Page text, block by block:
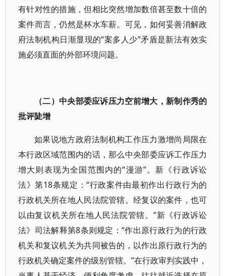
有针对性的措施，但相比突然增加数倍甚至数十倍的
案件而言，仍然是杯水车薪。可见，如何妥善消解政
府法制机构日渐显现的“案多人少”矛盾是新法有效实
施必须直面的外部环境问题。
（二）中央部委应诉压力空前增大，新制作秀的
批评陡增
如果说地方政府法制机构工作压力激增尚局限在
本行政区域范围内的话，那么中央部委应诉工作压力
增大则表现为全国范围内的“漫游”。新《行政诉讼
法》第18条规定：“行政案件由最初作出行政行为的
行政机关所在地人民法院管辖。经复议的案件，也可
以由复议机关所在地人民法院管辖。”新《行政诉讼
法》司法解释第8条则规定：“作出原行政行为的行政
机关和复议机关为共同被告的，以作出原行政行为的
行政机关确定案件的级别管辖。”在行政审判实践中，